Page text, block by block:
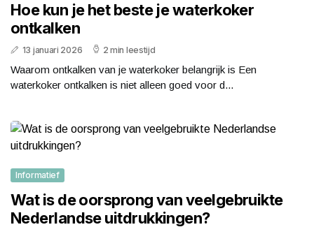
Hoe kun je het beste je waterkoker
ontkalken
13 januari 2026 2 min leestijd
Waarom ontkalken van je waterkoker belangrijk is Een
waterkoker ontkalken is niet alleen goed voor d...
Informatief
Wat is de oorsprong van veelgebruikte
Nederlandse uitdrukkingen?